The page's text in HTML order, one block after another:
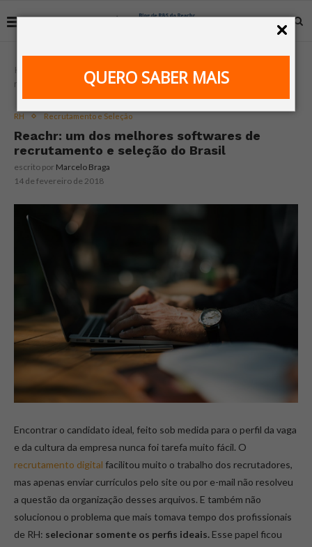
QUERO SABER MAIS
Home
Reachr: um dos melhores softwares de
recrutamento e seleção do Brasil
RH Recrutamento e Seleção
Reachr: um dos melhores softwares de
recrutamento e seleção do Brasil
escrito por Marcelo Braga
14 de fevereiro de 2018
Encontrar o candidato ideal, feito sob medida para o perfil da vaga
e da cultura da empresa nunca foi tarefa muito fácil. O
recrutamento digital facilitou muito o trabalho dos recrutadores,
mas apenas enviar currículos pelo site ou por e-mail não resolveu
a questão da organização desses arquivos. E também não
solucionou o problema que mais tomava tempo dos profissionais
de RH: selecionar somente os perfis ideais. Esse papel ficou